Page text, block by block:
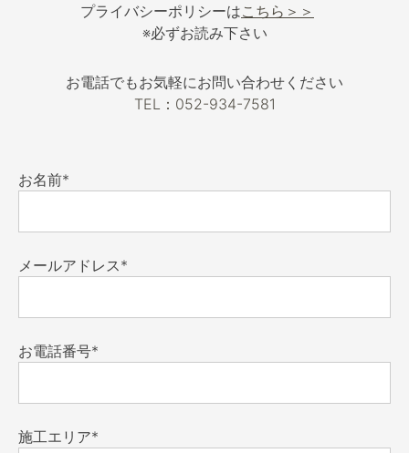
プライバシーポリシーはこちら＞＞
※必ずお読み下さい
お電話でもお気軽にお問い合わせください
TEL：052-934-7581
お名前*
メールアドレス*
お電話番号*
施工エリア*